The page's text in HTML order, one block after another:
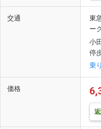
交通
東
ー
小
停
乗
価格